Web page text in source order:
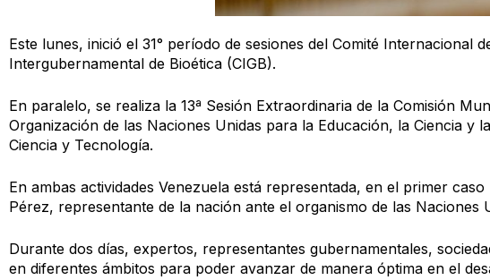
Este lunes, inició el 31° período de sesiones del Comité Internacional
Intergubernamental de Bioética (CIGB).
En paralelo, se realiza la 13ª Sesión Extraordinaria de la Comisión
Organización de las Naciones Unidas para la Educación, la Ciencia
Ciencia y Tecnología.
En ambas actividades Venezuela está representada, en el primer
Pérez, representante de la nación ante el organismo de las Naciones
Durante dos días, expertos, representantes gubernamentales,
en diferentes ámbitos para poder avanzar de manera óptima en el